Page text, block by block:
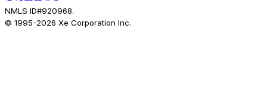
NMLS ID#920968.
© 1995-2026 Xe Corporation Inc.